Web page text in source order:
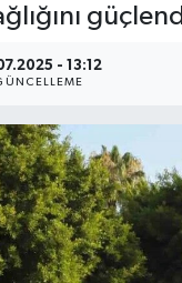
- 13:12